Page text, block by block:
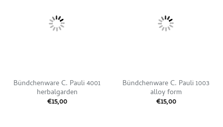
Bündchenware C. Pauli 4001
herbalgarden
€15,00
Bündchenware C. Pauli 1003
alloy form
€15,00